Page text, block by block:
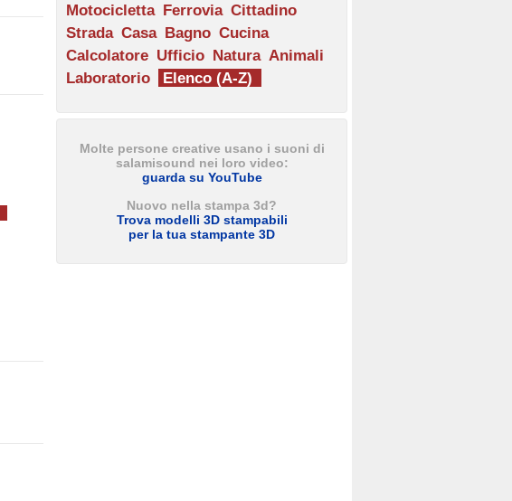
Motocicletta Ferrovia Cittadino
Strada Casa Bagno Cucina
Calcolatore Ufficio Natura Animali
Laboratorio
Elenco (A-Z)
Molte persone creative usano i suoni di
salamisound nei loro video:
guarda su YouTube
Nuovo nella stampa 3d?
Trova modelli 3D stampabili
per la tua stampante 3D